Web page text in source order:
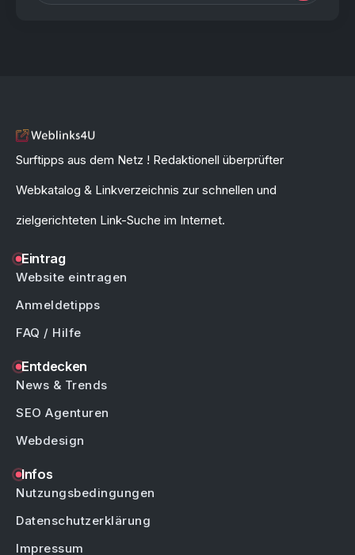
Surftipps aus dem Netz ! Redaktionell überprüfter
Webkatalog & Linkverzeichnis zur schnellen und
zielgerichteten Link-Suche im Internet.
Eintrag
Website eintragen
Anmeldetipps
FAQ / Hilfe
Entdecken
News & Trends
SEO Agenturen
Webdesign
Infos
Nutzungsbedingungen
Datenschutzerklärung
Impressum